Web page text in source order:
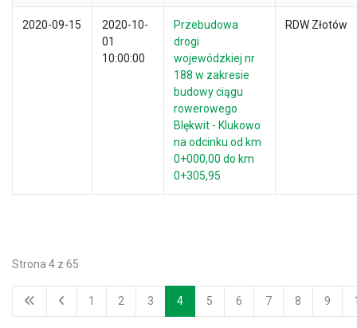
2020-09-15
2020-10-
01
10:00:00
Przebudowa
drogi
wojewódzkiej nr
188 w zakresie
budowy ciągu
rowerowego
Blękwit - Klukowo
na odcinku od km
0+000,00 do km
0+305,95
RDW Złotów
Strona 4 z 65
1 2 3 4 5 6 7 8 9